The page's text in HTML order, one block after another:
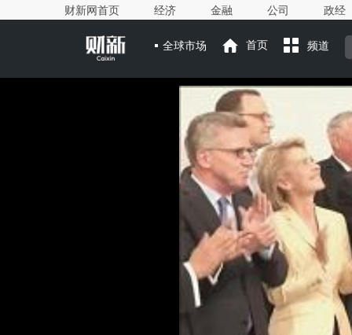
财新网首页 经济 金融 公司 政经
全球市场 首页 频道